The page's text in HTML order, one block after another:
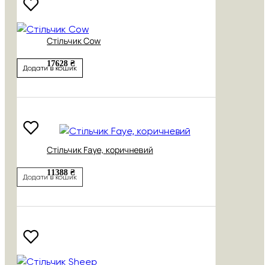
Стільчик Cow
17628 ₴
Додати в кошик
Стільчик Faye, коричневий
11388 ₴
Додати в кошик